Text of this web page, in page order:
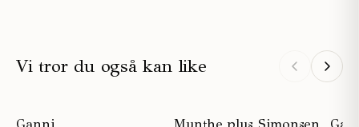
Vi tror du også kan like